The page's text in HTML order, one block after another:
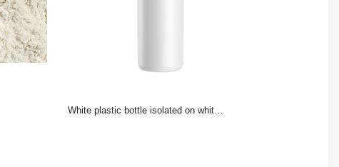
white plastic bottle isolated on white background, 3D rendering